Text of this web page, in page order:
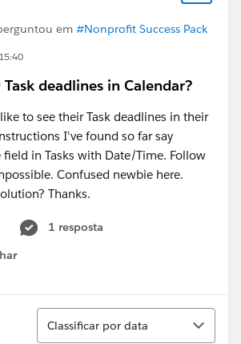
em #Nonprofit Success Pack
deadlines in Calendar?
to see their Task deadlines in their
I've found so far say
field in Tasks with Date/Time. Follow
Confused newbie here.
Thanks.
1 resposta
Classificar
Classificar por data